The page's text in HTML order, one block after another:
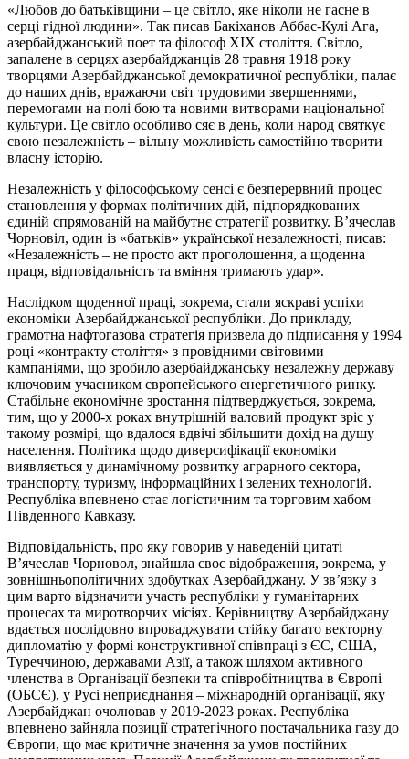
«Любов до батьківщини – це світло, яке ніколи не гасне в
серці гідної людини». Так писав Бакіханов Аббас-Кулі Ага,
азербайджанський поет та філософ XIX століття. Світло,
запалене в серцях азербайджанців 28 травня 1918 року
творцями Азербайджанської демократичної республіки, палає
до наших днів, вражаючи світ трудовими звершеннями,
перемогами на полі бою та новими витворами національної
культури. Це світло особливо сяє в день, коли народ святкує
свою незалежність – вільну можливість самостійно творити
власну історію.
Незалежність у філософському сенсі є безперервний процес
становлення у формах політичних дій, підпорядкованих
єдиній спрямованій на майбутнє стратегії розвитку. В’ячеслав
Чорновіл, один із «батьків» української незалежності, писав:
«Незалежність – не просто акт проголошення, а щоденна
праця, відповідальність та вміння тримають удар».
Наслідком щоденної праці, зокрема, стали яскраві успіхи
економіки Азербайджанської республіки. До прикладу,
грамотна нафтогазова стратегія призвела до підписання у 1994
році «контракту століття» з провідними світовими
кампаніями, що зробило азербайджанську незалежну державу
ключовим учасником європейського енергетичного ринку.
Стабільне економічне зростання підтверджується, зокрема,
тим, що у 2000-х роках внутрішній валовий продукт зріс у
такому розмірі, що вдалося вдвічі збільшити дохід на душу
населення. Політика щодо диверсифікації економіки
виявляється у динамічному розвитку аграрного сектора,
транспорту, туризму, інформаційних і зелених технологій.
Республіка впевнено стає логістичним та торговим хабом
Південного Кавказу.
Відповідальність, про яку говорив у наведеній цитаті
В’ячеслав Чорновол, знайшла своє відображення, зокрема, у
зовнішньополітичних здобутках Азербайджану. У зв’язку з
цим варто відзначити участь республіки у гуманітарних
процесах та миротворчих місіях. Керівництву Азербайджану
вдається послідовно впроваджувати стійку багато векторну
дипломатію у формі конструктивної співпраці з ЄС, США,
Туреччиною, державами Азії, а також шляхом активного
членства в Організації безпеки та співробітництва в Європі
(ОБСЄ), у Русі неприєднання – міжнародній організації, яку
Азербайджан очолював у 2019-2023 роках. Республіка
впевнено зайняла позиції стратегічного постачальника газу до
Європи, що має критичне значення за умов постійних